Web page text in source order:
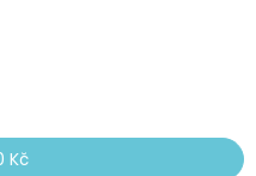
Kč